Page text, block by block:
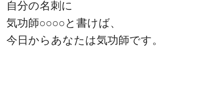
自分の名刺に
気功師○○○○と書けば、
今日からあなたは気功師です。